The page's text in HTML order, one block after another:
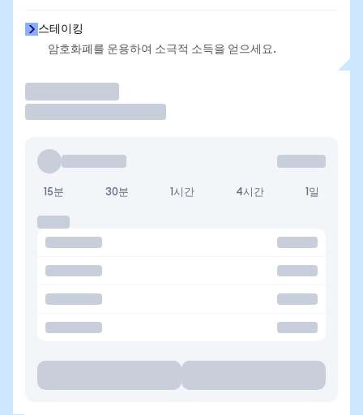
스테이킹
암호화폐를 운용하여 소극적 소득을 얻으세요.
15분 30분 1시간 4시간 1일